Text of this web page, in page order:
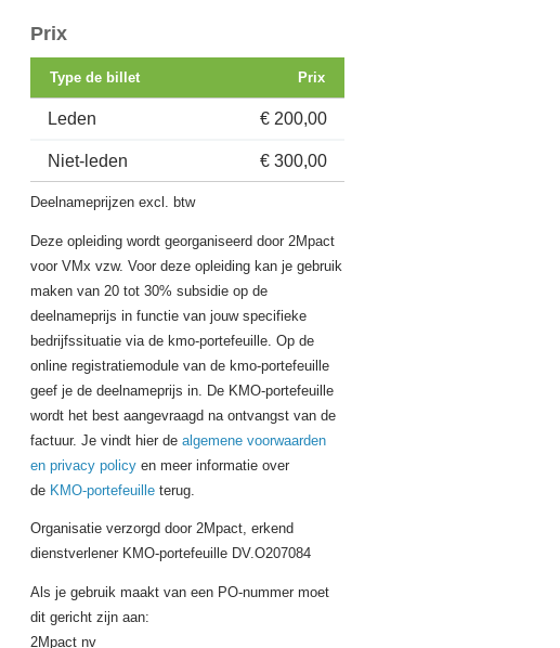
Prix
Type de billet Prix
Leden € 200,00
Niet-leden € 300,00
Deelnameprijzen excl. btw
Deze opleiding wordt georganiseerd door 2Mpact
voor VMx vzw. Voor deze opleiding kan je gebruik
maken van 20 tot 30% subsidie op de
deelnameprijs in functie van jouw specifieke
bedrijfssituatie via de kmo-portefeuille. Op de
online registratiemodule van de kmo-portefeuille
geef je de deelnameprijs in. De KMO-portefeuille
wordt het best aangevraagd na ontvangst van de
factuur. Je vindt hier de algemene voorwaarden
en privacy policyen meer informatie over
de KMO-portefeuille terug.
Organisatie verzorgd door 2Mpact, erkend
dienstverlener KMO-portefeuille DV.O207084
Als je gebruik maakt van een PO-nummer moet
dit gericht zijn aan:
2Mpact nv